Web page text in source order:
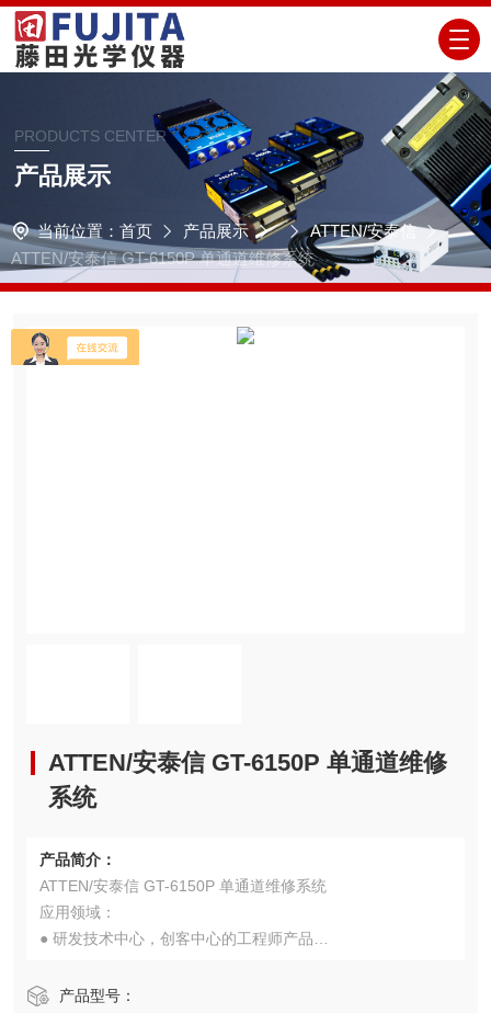
PRODUCTS CENTER
产品展示
当前位置： 首页 产品展示
ATTEN/安泰信
ATTEN/安泰信 GT-6150P 单通道维修系统
ATTEN/安泰信 GT-6150P 单通道维修
系统
产品简介：
ATTEN/安泰信 GT-6150P 单通道维修系统
应用领域：
● 研发技术中心，创客中心的工程师产品
● 广泛应用于大中型、品牌化企业生产作业
产品型号：